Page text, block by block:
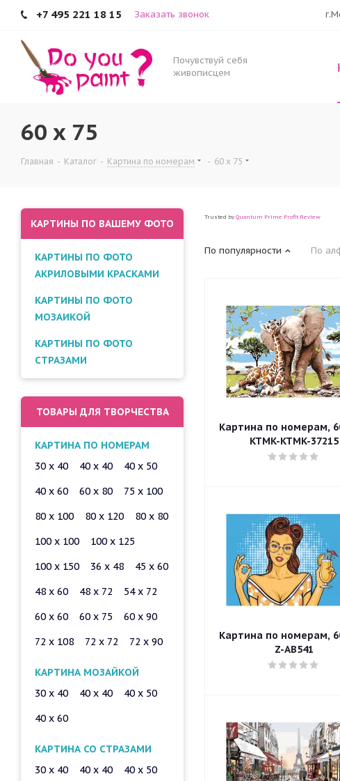
+7 495 221 18 15 Заказать звонок
Почувствуй себя
живописцем
60 x 75
Главная - Каталог - Картина по номерам - 60 x 75
Trusted by Quantum Prime Profit Review
По популярности По
Картина по номерам,
KTMK-KTMK-37215
Картина по номерам,
Z-AB541
КАРТИНЫ ПО ВАШЕМУ ФОТО
КАРТИНЫ ПО ФОТО
АКРИЛОВЫМИ КРАСКАМИ
КАРТИНЫ ПО ФОТО
МОЗАИКОЙ
КАРТИНЫ ПО ФОТО
СТРАЗАМИ
ТОВАРЫ ДЛЯ ТВОРЧЕСТВА
КАРТИНА ПО НОМЕРАМ
30 x 40
40 x 40
40 x 50
40 x 60
60 x 80
75 x 100
80 x 100
80 x 120
80 x 80
100 x 100
100 x 125
100 x 150
36 x 48
45 x 60
48 x 60
48 x 72
54 x 72
60 x 60
60 x 75
60 x 90
72 x 108
72 x 72 72 x 90
КАРТИНА МОЗАЙКОЙ
30 x 40
40 x 40
40 x 50
40 x 60
КАРТИНА СО СТРАЗАМИ
30 x 40
40 x 40
40 x 50